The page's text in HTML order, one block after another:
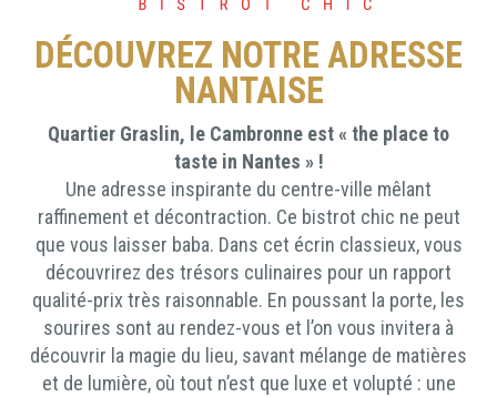
DÉCOUVREZ NOTRE ADRESSE
NANTAISE
Quartier Graslin, le Cambronne est « the place to
taste in Nantes » !
Une adresse inspirante du centre-ville mêlant
raffinement et décontraction. Ce bistrot chic ne peut
que vous laisser baba. Dans cet écrin classieux, vous
découvrirez des trésors culinaires pour un rapport
qualité-prix très raisonnable. En poussant la porte, les
sourires sont au rendez-vous et l’on vous invitera à
découvrir la magie du lieu, savant mélange de matières
et de lumière, où tout n’est que luxe et volupté : une